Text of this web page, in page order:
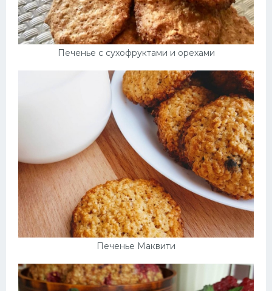
Печенье с сухофруктами и орехами
Печенье Маквити